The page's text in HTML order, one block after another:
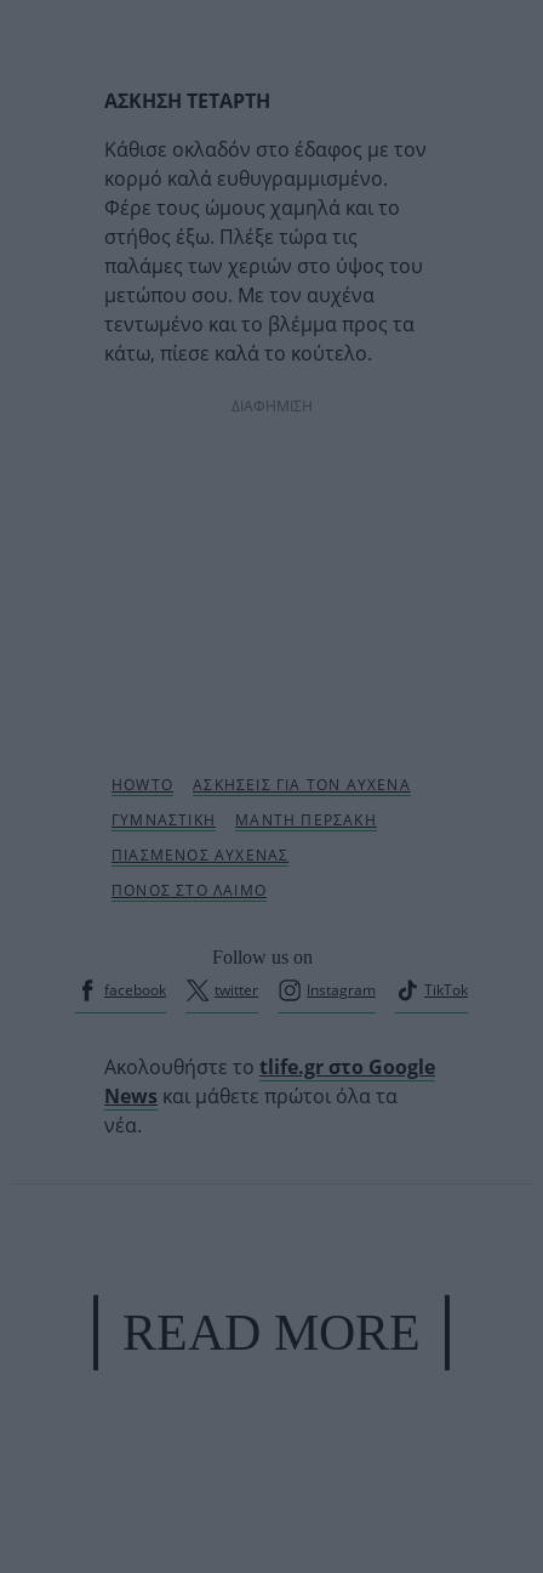
ΑΣΚΗΣΗ ΤΕΤΑΡΤΗ
Κάθισε οκλαδόν στο έδαφος με τον
κορμό καλά ευθυγραμμισμένο.
Φέρε τους ώμους χαμηλά και το
στήθος έξω. Πλέξε τώρα τις
παλάμες των χεριών στο ύψος του
μετώπου σου. Με τον αυχένα
τεντωμένο και το βλέμμα προς τα
κάτω, πίεσε καλά το κούτελο.
ΔΙΑΦΗΜΙΣΗ
Follow us on
facebook
twitter Instagram TikTok
Ακολουθήστε το tlife.gr στο Google
News και μάθετε πρώτοι όλα τα
νέα.
READ MORE